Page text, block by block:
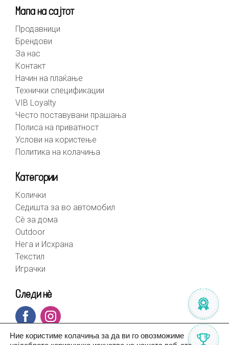
Мапа на сајтот
Продавници
Брендови
За нас
Контакт
Начин на плаќање
Технички спецификации
VIB Loyalty
Често поставувани прашања
Полиса на приватност
Услови на користење
Политика на колачиња
Категории
Колички
Седишта за во автомобил
Сè за дома
Outdoor
Нега и Исхрана
Текстил
Играчки
Следи нè
Ние користиме колачиња за да ви го овозможиме